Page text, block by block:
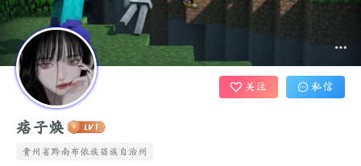
痞子焕
贵州省黔南布依族苗族自治州
关注 私信